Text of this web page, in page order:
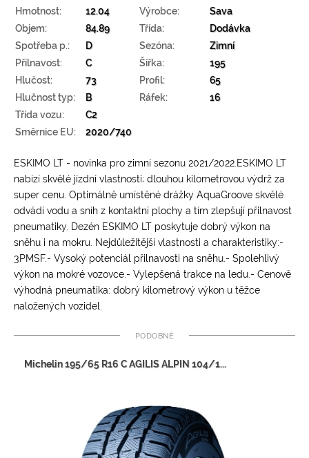
Hmotnost:
12.04
Objem:
84.89
Spotřeba p.:
D
Přilnavost:
C
Hlučost:
73
Hlučnost typ:
B
Třída vozu:
C2
Směrnice EU:
2020/740
Výrobce:
Sava
Třída:
Dodávka
Sezóna:
Zimní
Šířka:
195
Profil:
65
Ráfek:
16
ESKIMO LT - novinka pro zimní sezonu 2021/2022.ESKIMO LT
nabízí skvělé jízdní vlastnosti; dlouhou kilometrovou výdrž za
super cenu. Optimálně umístěné drážky AquaGroove skvělé
odvádí vodu a sníh z kontaktní plochy a tím zlepšují přilnavost
pneumatiky. Dezén ESKIMO LT poskytuje dobrý výkon na
sněhu i na mokru. Nejdůležitější vlastnosti a charakteristiky:-
3PMSF.- Vysoký potenciál přilnavosti na sněhu.- Spolehlivý
výkon na mokré vozovce.- Vylepšená trakce na ledu.- Cenově
výhodná pneumatika: dobrý kilometrový výkon u těžce
naložených vozidel.
Podobné
Michelin 195/65 R16 C AGILIS ALPIN 104/1...